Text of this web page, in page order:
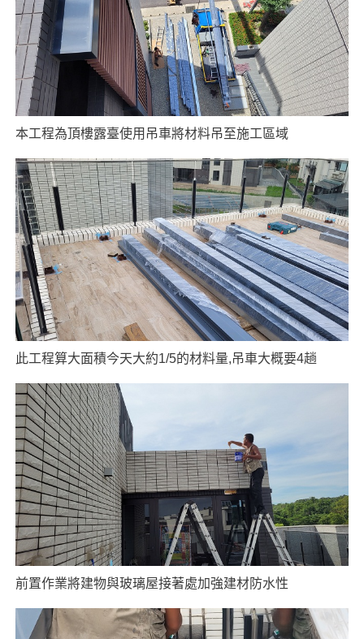
本工程為頂樓露臺使用吊車將材料吊至施工區域
此工程算大面積今天大約1/5的材料量,吊車大概要4趟
前置作業將建物與玻璃屋接著處加強建材防水性